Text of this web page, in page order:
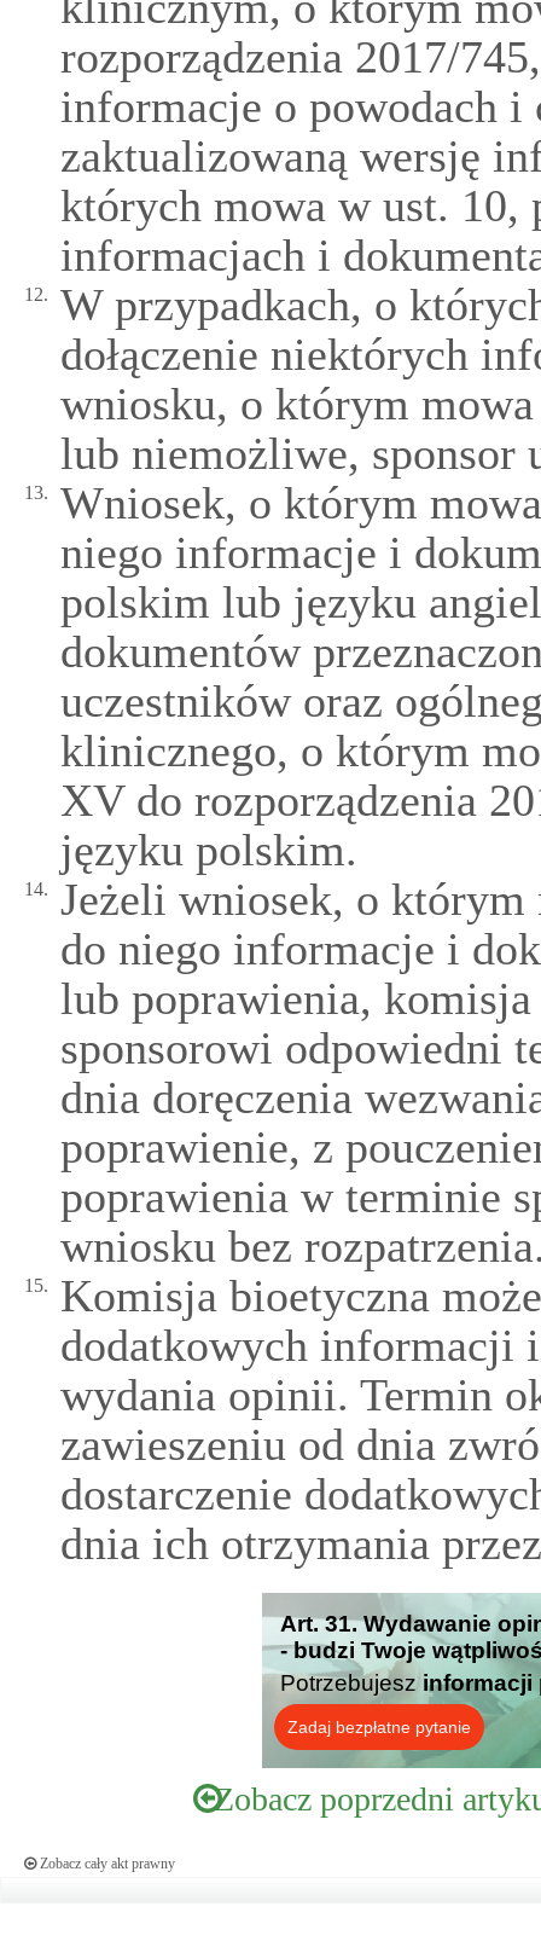
rozporządzenia 2017/
informacje o powodach i
zaktualizowaną wersję
których mowa w ust. 10,
informacjach i
12.
W przypadkach, o
dołączenie niektórych
wniosku, o którym
lub niemożliwe, sponsor
13.
Wniosek, o którym
niego informacje i
polskim lub języku
dokumentów
uczestników oraz
klinicznego, o którym
XV do rozporządzenia
języku polskim.
14.
Jeżeli wniosek, o którym
do niego informacje i
lub poprawienia,
sponsorowi odpowiedni
dnia doręczenia
poprawienie, z
poprawienia w terminie
wniosku bez
15.
Komisja bioetyczna
dodatkowych informacji
wydania opinii. Termin
zawieszeniu od dnia
dostarczenie
dnia ich otrzymania
Art. 31. Wydawanie
- budzi Twoje
Potrzebujesz informacji
Zadaj bezpłatne pytanie
Zobacz poprzedni
Zobacz cały akt prawny